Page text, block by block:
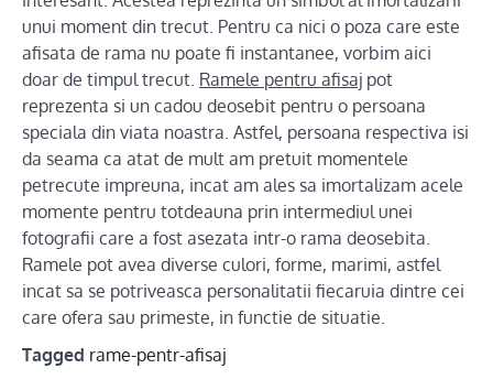
unui moment din trecut. Pentru ca nici o poza care este
afisata de rama nu poate fi instantanee, vorbim aici
doar de timpul trecut. Ramele pentru afisaj pot
reprezenta si un cadou deosebit pentru o persoana
speciala din viata noastra. Astfel, persoana respectiva isi
da seama ca atat de mult am pretuit momentele
petrecute impreuna, incat am ales sa imortalizam acele
momente pentru totdeauna prin intermediul unei
fotografii care a fost asezata intr-o rama deosebita.
Ramele pot avea diverse culori, forme, marimi, astfel
incat sa se potriveasca personalitatii fiecaruia dintre cei
care ofera sau primeste, in functie de situatie.
Tagged rame-pentr-afisaj